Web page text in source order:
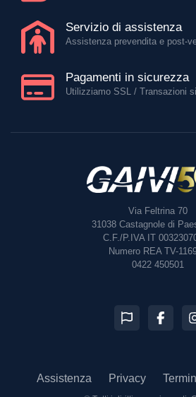
Servizio di assistenza
Assistenza prevendita e post-
Pagamenti in sicurezza
Utilizziamo SSL / Transazioni
Via Feltrina 70
31038 Castagnole di
C.F./P.IVA IT
Numero REA TV-
0422 450501
Assistenza Privacy